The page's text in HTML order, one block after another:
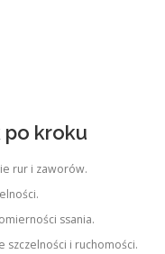
kroku
rur i zaworów.
ssania.
szczelności i ruchomości.